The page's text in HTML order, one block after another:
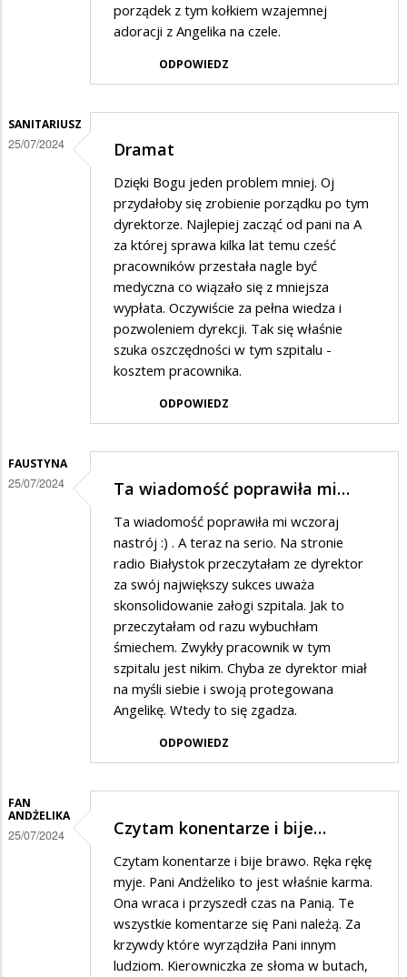
porządek z tym kołkiem wzajemnej
adoracji z Angelika na czele.
ODPOWIEDZ
SANITARIUSZ
25/07/2024 Dramat
Dzięki Bogu jeden problem mniej. Oj
przydałoby się zrobienie porządku po tym
dyrektorze. Najlepiej zacząć od pani na A
za której sprawa kilka lat temu cześć
pracowników przestała nagle być
medyczna co wiązało się z mniejsza
wypłata. Oczywiście za pełna wiedza i
pozwoleniem dyrekcji. Tak się właśnie
szuka oszczędności w tym szpitalu -
kosztem pracownika.
ODPOWIEDZ
FAUSTYNA
25/07/2024 Ta wiadomość poprawiła mi…
Ta wiadomość poprawiła mi wczoraj
nastrój :) . A teraz na serio. Na stronie
radio Białystok przeczytałam ze dyrektor
za swój największy sukces uważa
skonsolidowanie załogi szpitala. Jak to
przeczytałam od razu wybuchłam
śmiechem. Zwykły pracownik w tym
szpitalu jest nikim. Chyba ze dyrektor miał
na myśli siebie i swoją protegowana
Angelikę. Wtedy to się zgadza.
ODPOWIEDZ
FAN
ANDŻELIKA
25/07/2024 Czytam konentarze i bije…
Czytam konentarze i bije brawo. Ręka rękę
myje. Pani Andżeliko to jest właśnie karma.
Ona wraca i przyszedł czas na Panią. Te
wszystkie komentarze się Pani należą. Za
krzywdy które wyrządziła Pani innym
ludziom. Kierowniczka ze słoma w butach,